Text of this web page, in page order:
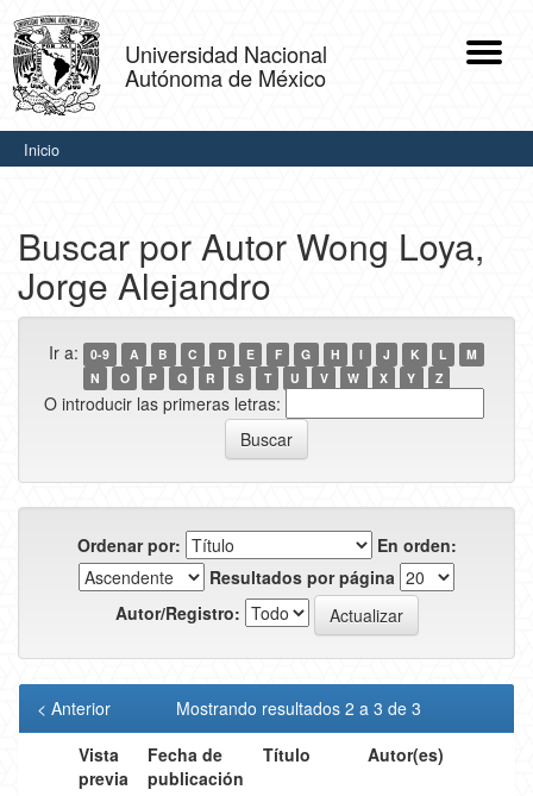
navigation
Universidad Nacional
Autónoma de México
Inicio
Buscar por Autor Wong Loya,
Jorge Alejandro
Ir a: 0-9 A B C D E F G H I J K L
M
N
O P Q R S T U V W X Y Z
O introducir las primeras letras:
Ordenar por:
En orden:
Resultados por página
Autor/Registro:
Mostrando resultados 2 a 3 de 3
< Anterior
Vista
previa
Fecha de
publicación
Título Autor(es)